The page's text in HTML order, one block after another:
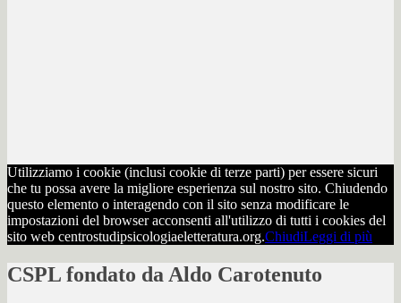
Utilizziamo i cookie (inclusi cookie di terze parti) per essere sicuri
che tu possa avere la migliore esperienza sul nostro sito. Chiudendo
questo elemento o interagendo con il sito senza modificare le
impostazioni del browser acconsenti all'utilizzo di tutti i cookies del
sito web centrostudipsicologiaeletteratura.org.ChiudiLeggi di più
CSPL fondato da Aldo Carotenuto